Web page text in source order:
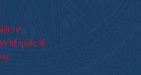
sư
hệ quốc tế